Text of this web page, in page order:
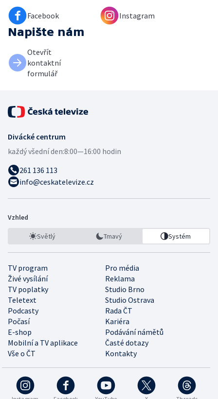
Facebook Instagram
Napište nám
Otevřít
kontaktní
formulář
Divácké centrum
každý všední den:8:00—16:00 hodin
261 136 113
info@ceskatelevize.cz
Vzhled
Světlý Tmavý Systém
TV program
Pro média
Živé vysílání
Reklama
TV poplatky
Studio Brno
Teletext
Studio Ostrava
Podcasty
Rada ČT
Počasí
Kariéra
E-shop
Podávání námětů
Mobilní a TV aplikace
Časté dotazy
Vše o ČT
Kontakty